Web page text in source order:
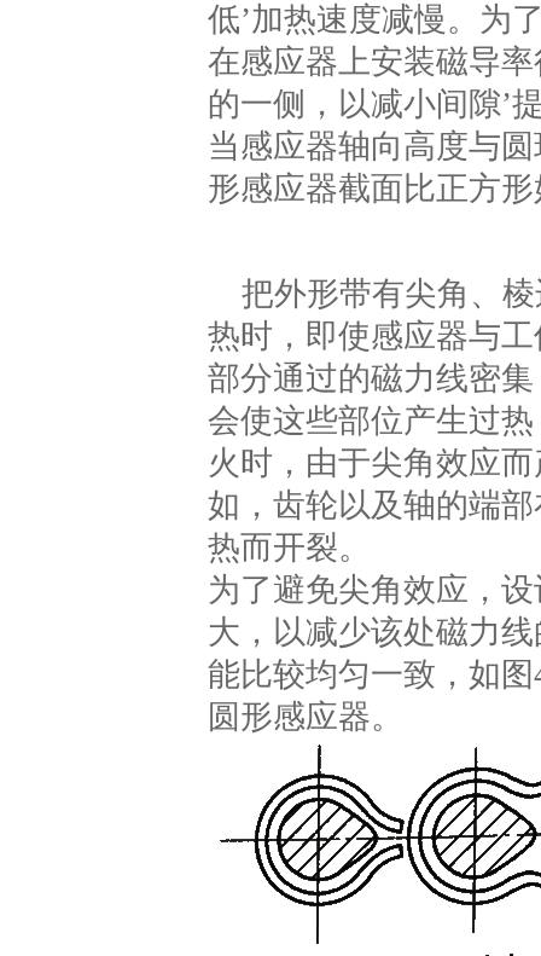
低’加热速度减慢。为
在感应器上安装磁导
的一侧，以减小间隙’
当感应器轴向高度与
形感应器截面比正方
把外形带有尖角、
热时，即使感应器与
部分通过的磁力线密
会使这些部位产生过
火时，由于尖角效应
如，齿轮以及轴的端
热而开裂。
为了避免尖角效应，
大，以减少该处磁力
能比较均匀一致，如
圆形感应器。